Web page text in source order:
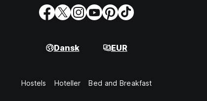
Dansk EUR
Hostels Hoteller Bed and Breakfast